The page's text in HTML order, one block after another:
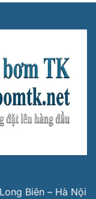
Biên – Hà Nội